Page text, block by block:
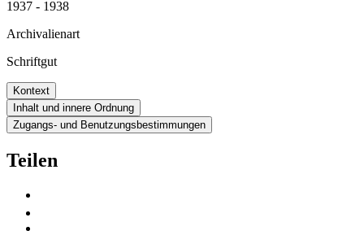
1937 - 1938
Archivalienart
Schriftgut
Kontext
Inhalt und innere Ordnung
Zugangs- und Benutzungsbestimmungen
Teilen